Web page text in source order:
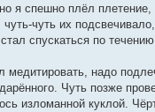
я спешно плёл
чуть их
спускаться по
надо
Чуть позже
изломанной куклой.